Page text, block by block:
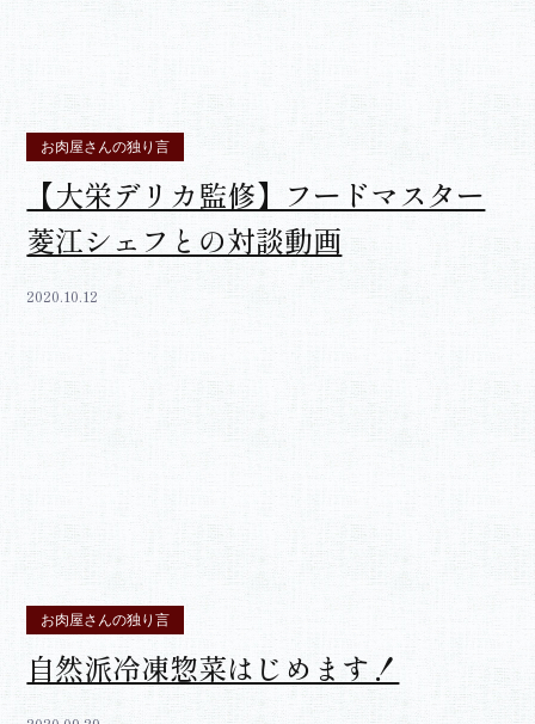
お肉屋さんの独り言
【大栄デリカ監修】フードマスター
菱江シェフとの対談動画
2020.10.12
お肉屋さんの独り言
自然派冷凍惣菜はじめます！